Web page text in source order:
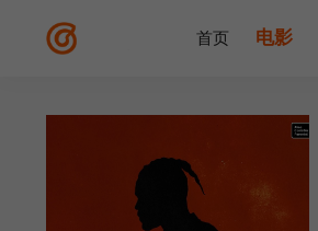
首页 电影